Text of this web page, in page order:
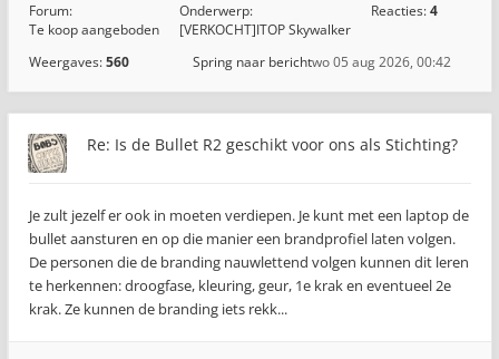
Forum:
Te koop aangeboden
Onderwerp:
[VERKOCHT]ITOP Skywalker
Reacties:4
Weergaves:560 wo 05 aug 2026, 00:42
Spring naar bericht
Re: Is de Bullet R2 geschikt voor ons als Stichting?
Je zult jezelf er ook in moeten verdiepen. Je kunt met een laptop de
bullet aansturen en op die manier een brandprofiel laten volgen.
De personen die de branding nauwlettend volgen kunnen dit leren
te herkennen: droogfase, kleuring, geur, 1e krak en eventueel 2e
krak. Ze kunnen de branding iets rekk...